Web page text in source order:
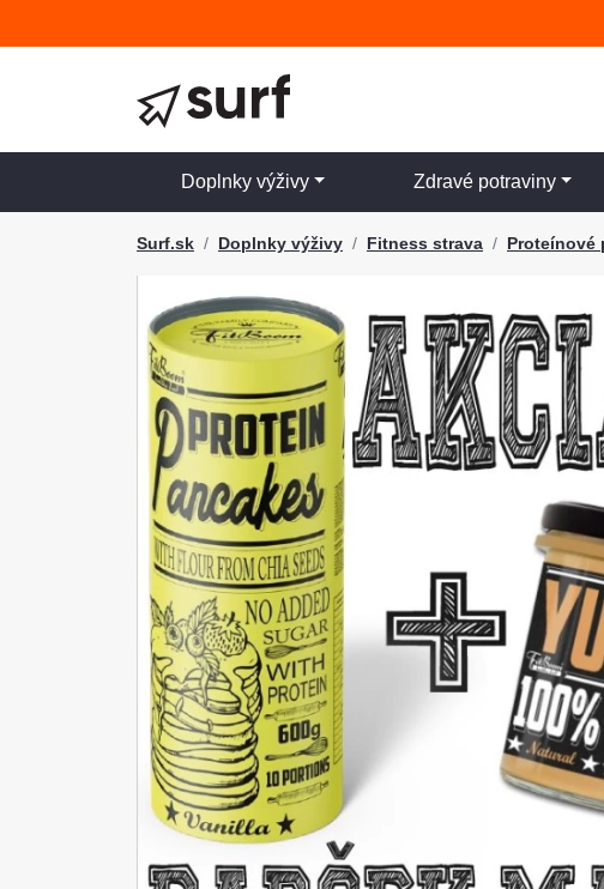
Doplnky výživy Zdravé potraviny
Surf.sk Doplnky výživy Fitness strava Proteínové